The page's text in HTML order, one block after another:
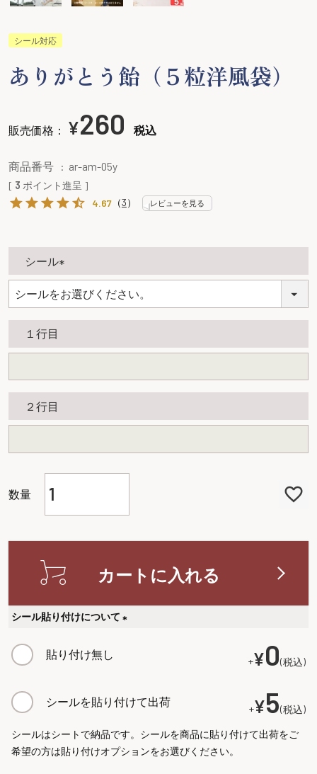
シール対応
ありがとう飴（５粒洋風袋）
販売価格： ¥260 税込
商品番号 ar-am-05y
[ 3 ポイント進呈 ]
4.67（3） レビューを見る
シール
必
須
１行目
２行目
カートに入れる
シール貼り付けについて
貼り付け無し +¥0 税込
シールを貼り付けて出荷 +¥5 税込
シールはシートで納品です。シールを商品に貼り付けて出荷をご
希望の方は貼り付けオプションをお選びください。